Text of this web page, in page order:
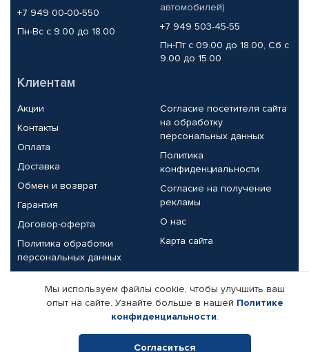
+7 949 00-00-550
Пн-Вс с 9.00 до 18.00
автомобилей)
+7 949 503-45-55
Пн-Пт с 09.00 до 18.00, Сб с
9.00 до 15.00
Клиентам
Акции
Контакты
Оплата
Доставка
Обмен и возврат
Гарантия
Договор-оферта
Политика обработки
персональных данных
Согласие посетителя сайта
на обработку
персональных данных
Политика
конфиденциальности
Согласие на получение
рекламы
О нас
Карта сайта
Партнерам
Корпоративным клиентам
Поставщикам
Реквизиты компании
Мы используем файлы cookie, чтобы улучшить ваш
опыт на сайте. Узнайте больше в нашей Политике
конфиденциальности.
Согласиться